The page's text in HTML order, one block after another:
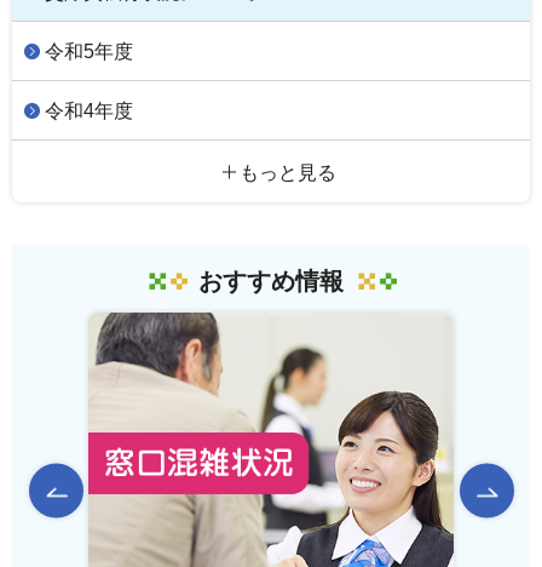
令和5年度
令和4年度
もっと見る
おすすめ情報
前のスライドを表示